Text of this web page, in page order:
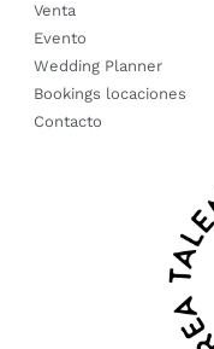
Venta
Evento
Wedding Planner
Bookings locaciones
Contacto